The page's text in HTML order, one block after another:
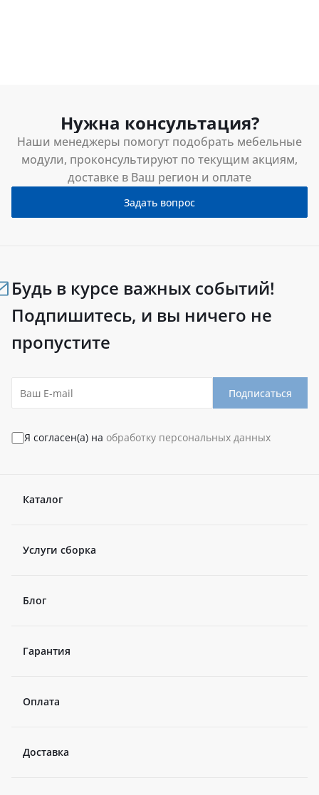
Нужна консультация?
Наши менеджеры помогут подобрать мебельные
модули, проконсультируют по текущим акциям,
доставке в Ваш регион и оплате
Задать вопрос
Будь в курсе важных событий!
Подпишитесь, и вы ничего не
пропустите
Подписаться
Я согласен(а) на обработку персональных данных
Каталог
Услуги сборка
Блог
Гарантия
Оплата
Доставка